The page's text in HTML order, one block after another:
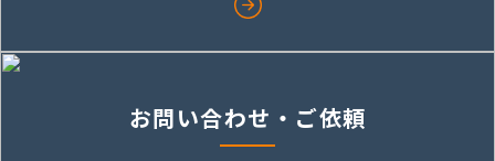
お問い合わせ・ご依頼